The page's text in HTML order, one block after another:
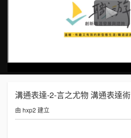
溝通表達-2-言之尤物 溝通表達術
由 hxp2 建立